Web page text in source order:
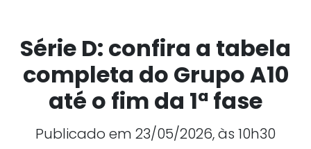
Série D: confira a tabela
completa do Grupo A10
até o fim da 1ª fase
Publicado em 23/05/2026, às 10h30